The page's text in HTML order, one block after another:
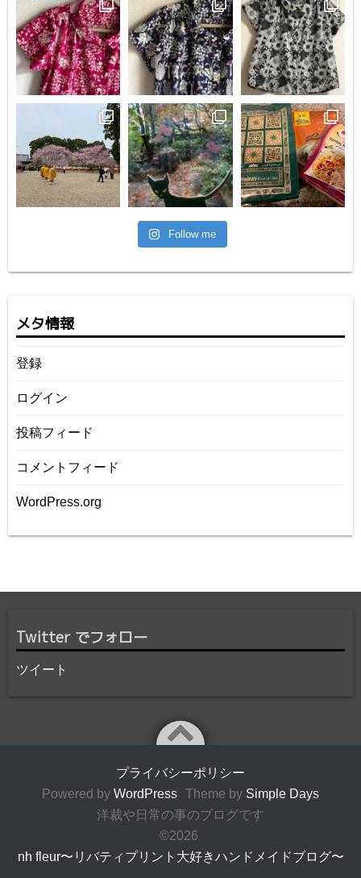
Follow me
メタ情報
登録
ログイン
投稿フィード
コメントフィード
WordPress.org
Twitter でフォロー
ツイート
プライバシーポリシー
Powered by WordPress Theme by Simple Days
洋裁や日常の事のブログです
©2026
nh fleur〜リバティプリント大好きハンドメイドブログ〜